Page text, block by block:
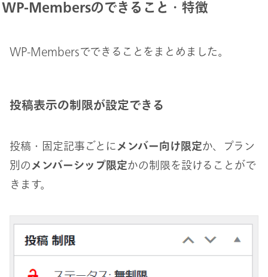
WP-Membersのできること・特徴
WP-Membersでできることをまとめました。
投稿表示の制限が設定できる
投稿・固定記事ごとに メンバー向け限定か、プラン
別の メンバーシップ限定かの制限を設けることがで
きます。